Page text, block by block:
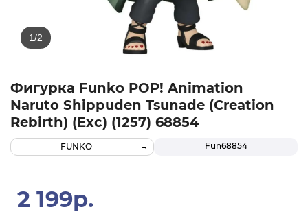
Фигурка Funko POP! Animation
Naruto Shippuden Tsunade (Creation
Rebirth) (Exc) (1257) 68854
Fun68854
FUNKO
2 199р.